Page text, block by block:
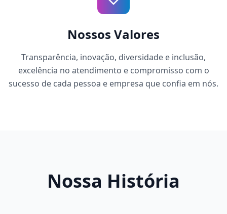
Nossos Valores
Transparência, inovação, diversidade e inclusão,
excelência no atendimento e compromisso com o
sucesso de cada pessoa e empresa que confia em nós.
Nossa História